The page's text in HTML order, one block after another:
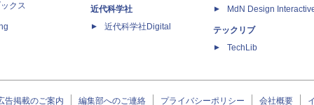
クス
近代科学社
近代科学社Digital
MdN Design
テックリブ
TechLib
告掲載のご案内 編集部へのご連絡 プライバシーポリシー 会社概要